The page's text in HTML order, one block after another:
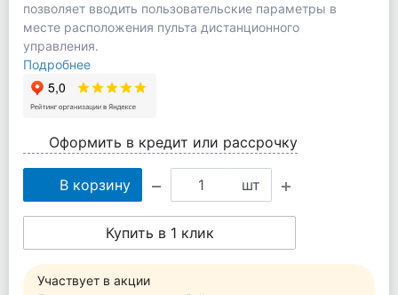
позволяет вводить пользовательские параметры в
месте расположения пульта дистанционного
управления.
Подробнее
Оформить в кредит или рассрочку
В корзину шт
Купить в 1 клик
Участвует в акции